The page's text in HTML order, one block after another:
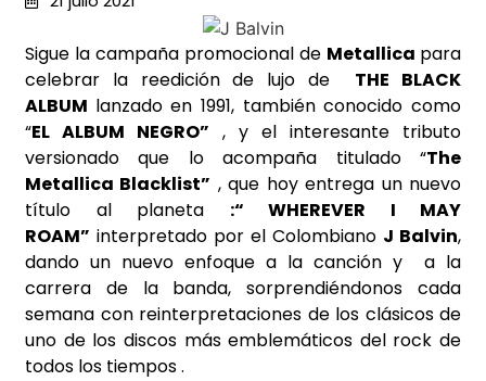
Sigue la campaña promocional de Metallica para
celebrar la reedición de lujo de THE BLACK
ALBUM lanzado en 1991, también conocido como
“EL ALBUM NEGRO” , y el interesante tributo
versionado que lo acompaña titulado “The
Metallica Blacklist” , que hoy entrega un nuevo
título al planeta :“ WHEREVER I MAY
ROAM” interpretado por el Colombiano J Balvin,
dando un nuevo enfoque a la canción y a la
carrera de la banda, sorprendiéndonos cada
semana con reinterpretaciones de los clásicos de
uno de los discos más emblemáticos del rock de
todos los tiempos .